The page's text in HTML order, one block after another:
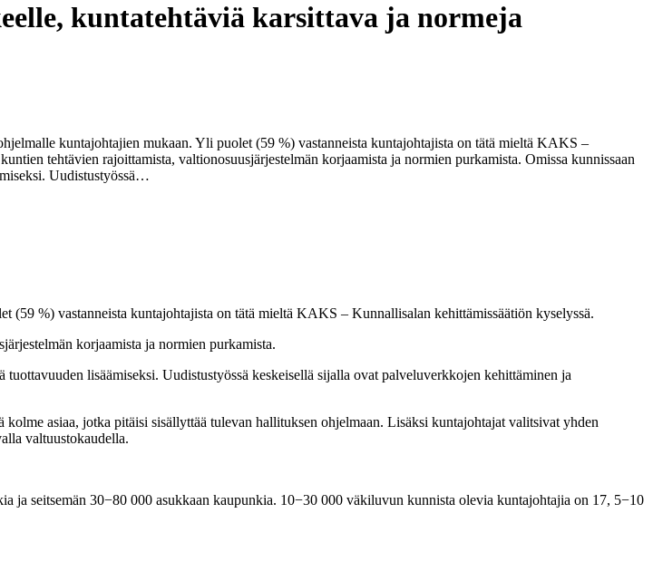
kuntatehtäviä karsittava ja normeja
kuntajohtajien mukaan. Yli puolet (59 %) vastanneista kuntajohtajista on tätä mieltä KAKS –
tehtävien rajoittamista, valtionosuusjärjestelmän korjaamista ja normien purkamista. Omissa kunnissaan
Uudistustyössä…
%) vastanneista kuntajohtajista on tätä mieltä KAKS – Kunnallisalan kehittämissäätiön kyselyssä.
korjaamista ja normien purkamista.
lisäämiseksi. Uudistustyössä keskeisellä sijalla ovat palveluverkkojen kehittäminen ja
asiaa, jotka pitäisi sisällyttää tulevan hallituksen ohjelmaan. Lisäksi kuntajohtajat valitsivat yhden
valtuustokaudella.
ja seitsemän 30−80 000 asukkaan kaupunkia. 10−30 000 väkiluvun kunnista olevia kuntajohtajia on 17, 5−10